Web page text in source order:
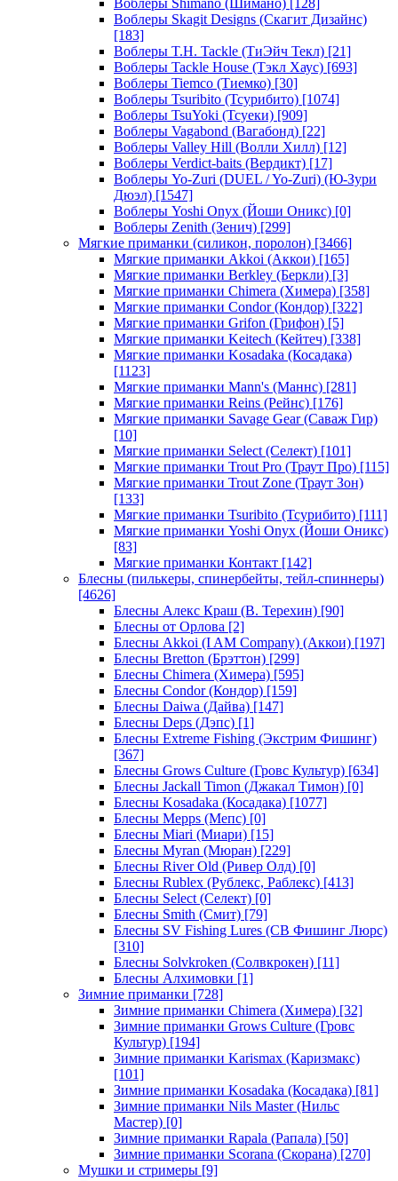
Воблеры Shimano (Шимано) [128]
Воблеры Skagit Designs (Скагит Дизайнс)
[183]
Воблеры T.H. Tackle (ТиЭйч Текл) [21]
Воблеры Tackle House (Тэкл Хаус) [693]
Воблеры Tiemco (Тиемко) [30]
Воблеры Tsuribito (Тсурибито) [1074]
Воблеры TsuYoki (Тсуеки) [909]
Воблеры Vagabond (Вагабонд) [22]
Воблеры Valley Hill (Волли Хилл) [12]
Воблеры Verdict-baits (Вердикт) [17]
Воблеры Yo-Zuri (DUEL / Yo-Zuri) (Ю-Зури
Дюэл) [1547]
Воблеры Yoshi Onyx (Йоши Оникс) [0]
Воблеры Zenith (Зенич) [299]
Мягкие приманки (силикон, поролон) [3466]
Мягкие приманки Akkoi (Аккои) [165]
Мягкие приманки Berkley (Беркли) [3]
Мягкие приманки Chimera (Химера) [358]
Мягкие приманки Condor (Кондор) [322]
Мягкие приманки Grifon (Грифон) [5]
Мягкие приманки Keitech (Кейтеч) [338]
Мягкие приманки Kosadaka (Косадака)
[1123]
Мягкие приманки Mann's (Маннс) [281]
Мягкие приманки Reins (Рейнс) [176]
Мягкие приманки Savage Gear (Саваж Гир)
[10]
Мягкие приманки Select (Селект) [101]
Мягкие приманки Trout Pro (Траут Про) [115]
Мягкие приманки Trout Zone (Траут Зон)
[133]
Мягкие приманки Tsuribito (Тсурибито) [111]
Мягкие приманки Yoshi Onyx (Йоши Оникс)
[83]
Мягкие приманки Контакт [142]
Блесны (пилькеры, спинербейты, тейл-спиннеры)
[4626]
Блесны Алекс Краш (В. Терехин) [90]
Блесны от Орлова [2]
Блесны Akkoi (I AM Company) (Аккои) [197]
Блесны Bretton (Брэттон) [299]
Блесны Chimera (Химера) [595]
Блесны Condor (Кондор) [159]
Блесны Daiwa (Дайва) [147]
Блесны Deps (Дэпс) [1]
Блесны Extreme Fishing (Экстрим Фишинг)
[367]
Блесны Grows Culture (Гровс Культур) [634]
Блесны Jackall Timon (Джакал Тимон) [0]
Блесны Kosadaka (Косадака) [1077]
Блесны Mepps (Мепс) [0]
Блесны Miari (Миари) [15]
Блесны Myran (Мюран) [229]
Блесны River Old (Ривер Олд) [0]
Блесны Rublex (Рублекс, Раблекс) [413]
Блесны Select (Селект) [0]
Блесны Smith (Смит) [79]
Блесны SV Fishing Lures (СВ Фишинг Люрс)
[310]
Блесны Solvkroken (Солвкрокен) [11]
Блесны Алхимовки [1]
Зимние приманки [728]
Зимние приманки Chimera (Химера) [32]
Зимние приманки Grows Culture (Гровс
Культур) [194]
Зимние приманки Karismax (Каризмакс)
[101]
Зимние приманки Kosadaka (Косадака) [81]
Зимние приманки Nils Master (Нильс
Мастер) [0]
Зимние приманки Rapala (Рапала) [50]
Зимние приманки Scorana (Скорана) [270]
Мушки и стримеры [9]